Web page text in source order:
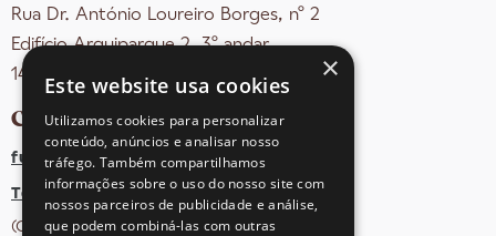
Rua Dr. António Loureiro Borges, nº 2
Edifício Arquiparque 2, 3º andar
1495-131 Algés - Portugal
CONTACTOS
fula@sovena.pt
Tel: +351 21 412 93 36
(Chamada para rede fixa nacional;
×
Este website usa cookies
Utilizamos cookies para personalizar
conteúdo, anúncios e analisar nosso
tráfego. Também compartilhamos
informações sobre o uso do nosso site com
nossos parceiros de publicidade e análise,
que podem combiná-las com outras